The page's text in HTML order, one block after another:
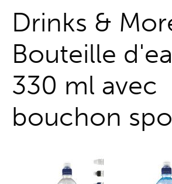
Drinks &
Bouteille
330 ml avec
bouchon